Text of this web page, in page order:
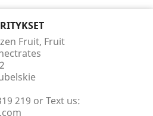
Fruit, Fruit
219 or Text us: